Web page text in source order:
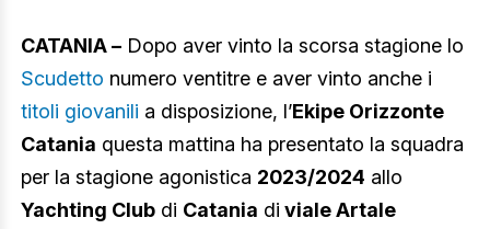
CATANIA – Dopo aver vinto la scorsa stagione lo
Scudetto numero ventitre e aver vinto anche i
titoli giovanili a disposizione, l’Ekipe Orizzonte
Catania questa mattina ha presentato la squadra
per la stagione agonistica 2023/2024 allo
Yachting Club di Catania di viale Artale